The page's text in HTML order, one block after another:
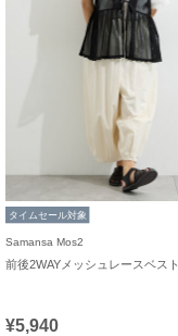
タイムセール対象
Samansa Mos2
前後2WAYメッシュレースベスト
¥5,940